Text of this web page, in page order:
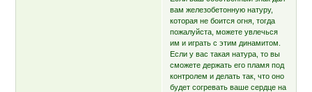
вам железобетонную натуру,
которая не боится огня, тогда
пожалуйста, можете увлечься
им и играть с этим динамитом.
Если у вас такая натура, то вы
сможете держать его пламя под
контролем и делать так, что оно
будет согревать ваше сердце на